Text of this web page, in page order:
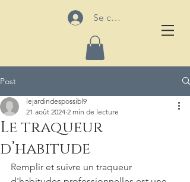
Se connecter
Post
Le traqueur
d’habitude
lejardindespossibl9
21 août 2024 2 min de lecture
Remplir et suivre un traqueur